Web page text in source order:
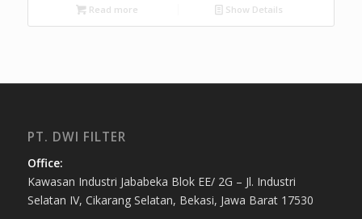
Read more Show Details
PT. DWI FILTER
Office:
Kawasan Industri Jababeka Blok EE/ 2G – Jl. Industri
Selatan IV, Cikarang Selatan, Bekasi, Jawa Barat 17530